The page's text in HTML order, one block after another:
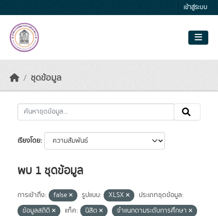
เข้าสู่ระบบ
ชุดข้อมูล
เรียงโดย
พบ 1 ชุดข้อมูล
การเข้าถึง: false รูปแบบ: XLSX
ประเภทชุดข้อมูล:
ข้อมูลสถิติ
แท็ค: นิสิต
จำแนกตามระดับการศึกษา